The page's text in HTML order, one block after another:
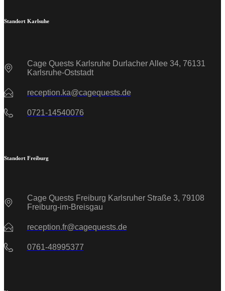
Standort Karlsuhe
Cage Quests Karlsruhe Durlacher Allee 34, 76131
Karlsruhe-Oststadt
reception.ka@cagequests.de
0721-14540076
Standort Freiburg
Cage Quests Freiburg Karlsruher Straße 3, 79108
Freiburg-im-Breisgau
reception.fr@cagequests.de
0761-48995377